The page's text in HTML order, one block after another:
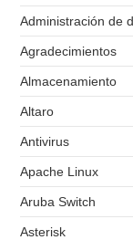
Administración de
Agradecimientos
Almacenamiento
Altaro
Antivirus
Apache Linux
Aruba Switch
Asterisk